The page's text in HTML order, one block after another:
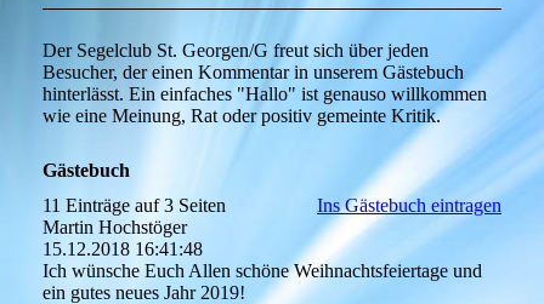
Der Segelclub St. Georgen/G freut sich über jeden
Besucher, der einen Kommentar in unserem Gästebuch
hinterlässt. Ein einfaches "Hallo" ist genauso willkommen
wie eine Meinung, Rat oder positiv gemeinte Kritik.
Gästebuch
11 Einträge auf 3 Seiten
Ins Gästebuch eintragen
Martin Hochstöger
15.12.2018 16:41:48
Ich wünsche Euch Allen schöne Weihnachtsfeiertage und
ein gutes neues Jahr 2019!